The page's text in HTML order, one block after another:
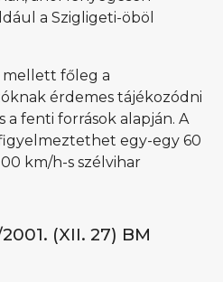
a Szigligeti-öböl
mellett főleg a
érdemes tájékozódni
a fenti források alapján. A
egy-egy 60
km/h-s szélvihar
(XII. 27) BM